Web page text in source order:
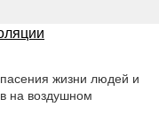
жизни людей и
на воздушном